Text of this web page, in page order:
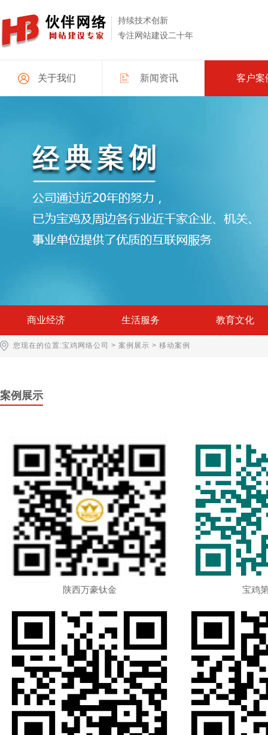
持续技术创新
专注网站建设二十年
关于我们 新闻资讯 客户案
商业经济 生活服务 教育文化
您现在的位置:宝鸡网络公司 > 案例展示 > 移动案例
案例展示
陕西万豪钛金 宝鸡